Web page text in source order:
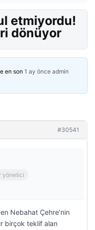
etmiyordu!
dönüyor
en son 1 ay önce admin
#30541
yönetici
Nebahat Çehre’nin
birçok teklif alan